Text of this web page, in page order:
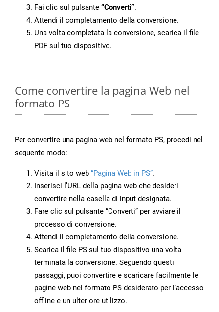
Fai clic sul pulsante “Converti”.
Attendi il completamento della conversione.
Una volta completata la conversione, scarica il file
PDF sul tuo dispositivo.
Come convertire la pagina Web nel
formato PS
Per convertire una pagina web nel formato PS, procedi nel
seguente modo:
Visita il sito web “Pagina Web in PS”.
Inserisci l’URL della pagina web che desideri
convertire nella casella di input designata.
Fare clic sul pulsante “Converti” per avviare il
processo di conversione.
Attendi il completamento della conversione.
Scarica il file PS sul tuo dispositivo una volta
terminata la conversione. Seguendo questi
passaggi, puoi convertire e scaricare facilmente le
pagine web nel formato PS desiderato per l’accesso
offline e un ulteriore utilizzo.